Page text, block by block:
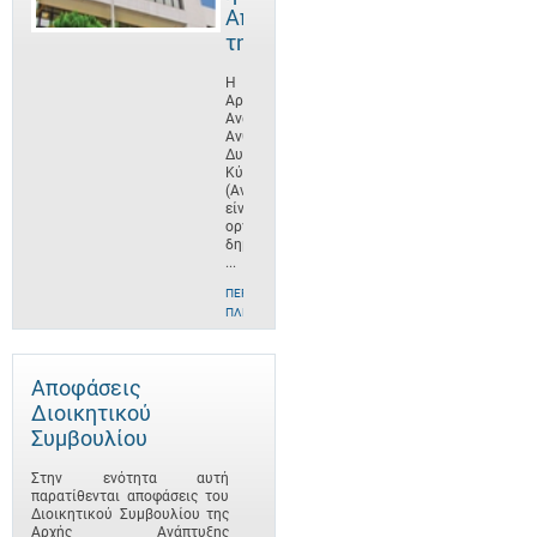
Αποστολή
της
Η
Αρχή
Ανάπτυξης
Ανθρώπινου
Δυναμικού
Κύπρου
(ΑνΑΔ)
είναι
οργανισμός
δημοσίου
...
ΠΕΡΙΣΣΌΤΕΡΕΣ
ΠΛΗΡΟΦΟΡΊΕΣ
Αποφάσεις
Διοικητικού
Συμβουλίου
Στην ενότητα αυτή
παρατίθενται αποφάσεις του
Διοικητικού Συμβουλίου της
Αρχής Ανάπτυξης